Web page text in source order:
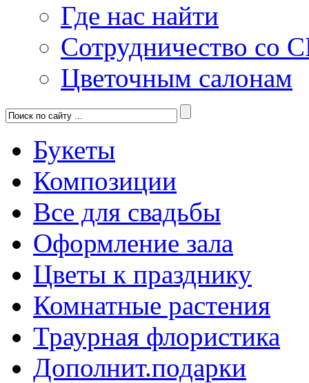
Где нас найти
Сотрудничество со
Цветочным салонам
Букеты
Композиции
Все для свадьбы
Оформление зала
Цветы к празднику
Комнатные растения
Траурная флористика
Дополнит.подарки